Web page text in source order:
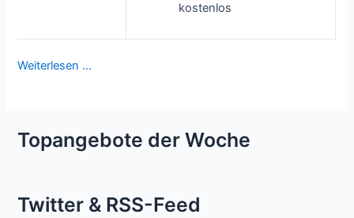
kostenlos
Weiterlesen …
Topangebote der Woche
Twitter & RSS-Feed